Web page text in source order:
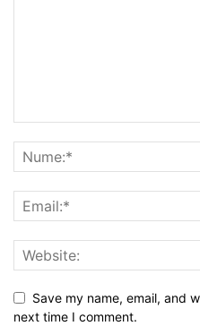
Save my name, email, and
next time I comment.